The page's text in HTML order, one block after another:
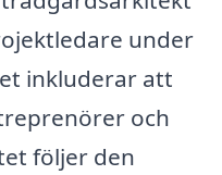
under
inkluderar att
och
följer den